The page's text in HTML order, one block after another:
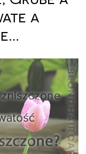
a